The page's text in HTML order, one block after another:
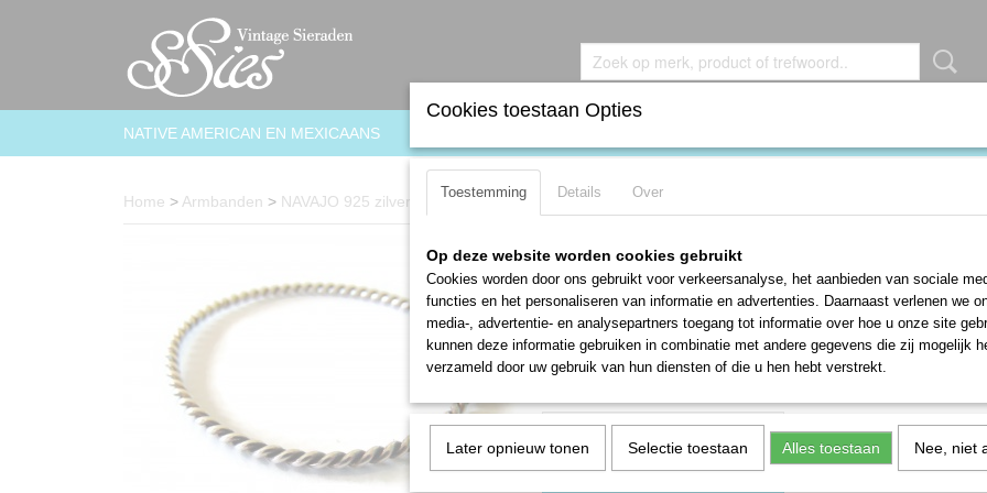
NATIVE AMERICAN EN MEXICAANS
Home > Armbanden > NAVAJO 925 zilveren twisted rope gedraaide slavenarmband #2
NAVAJO 925 zilveren twisted rope
slavenarmband #2
€ 55,00
✓Op voorraad - Levertijd 1-3 werkdagen
Cookies toestaan Opties
Toestemming Details Over
Op deze website worden cookies gebruikt
Cookies worden door ons gebruikt voor verkeersanalyse, het aanbieden van sociale
functies en het personaliseren van informatie en advertenties. Daarnaast verlenen we
media-, advertentie- en analysepartners toegang tot informatie over hoe u onze site
kunnen deze informatie gebruiken in combinatie met andere gegevens die zij mogelijk
verzameld door uw gebruik van hun diensten of die u hen hebt verstrekt.
Later opnieuw tonen Selectie toestaan Alles toestaan Nee, niet